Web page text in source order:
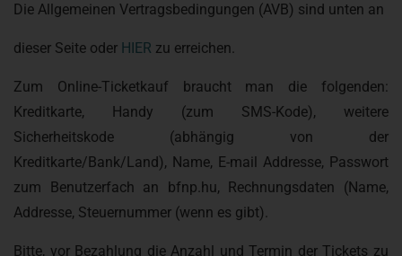
Die Allgemeinen Vertragsbedingungen (AVB) sind unten an
dieser Seite oder HIER zu erreichen.
Zum Online-Ticketkauf braucht man die folgenden:
Kreditkarte, Handy (zum SMS-Kode), weitere
Sicherheitskode (abhängig von der
Kreditkarte/Bank/Land), Name, E-mail Addresse, Passwort
zum Benutzerfach an bfnp.hu, Rechnungsdaten (Name,
Addresse, Steuernummer (wenn es gibt).
Bitte, vor Bezahlung die Anzahl und Termin der Tickets zu